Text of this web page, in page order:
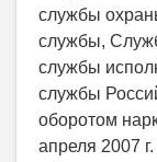
службы
службы,
службы
службы
оборотом
апреля 2007